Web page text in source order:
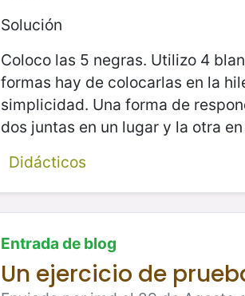
Solución
Coloco las 5 negras. Utilizo 4
formas hay de colocarlas en la
simplicidad. Una forma de
dos juntas en un lugar y la otra
Didácticos
Entrada de blog
Un ejercicio de